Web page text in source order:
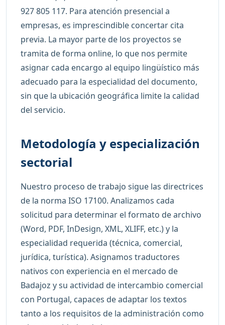
927 805 117. Para atención presencial a
empresas, es imprescindible concertar cita
previa. La mayor parte de los proyectos se
tramita de forma online, lo que nos permite
asignar cada encargo al equipo lingüístico más
adecuado para la especialidad del documento,
sin que la ubicación geográfica limite la calidad
del servicio.
Metodología y especialización
sectorial
Nuestro proceso de trabajo sigue las directrices
de la norma ISO 17100. Analizamos cada
solicitud para determinar el formato de archivo
(Word, PDF, InDesign, XML, XLIFF, etc.) y la
especialidad requerida (técnica, comercial,
jurídica, turística). Asignamos traductores
nativos con experiencia en el mercado de
Badajoz y su actividad de intercambio comercial
con Portugal, capaces de adaptar los textos
tanto a los requisitos de la administración como